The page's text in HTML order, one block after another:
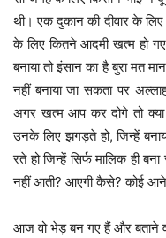
थी। एक दुकान की दीवार के
के लिए कितने आदमी खत्म हो
बनाया तो इंसान का है बुरा मत
नहीं बनाया जा सकता पर
अगर खत्म आप कर दोगे तो क्या
उनके लिए झगड़ते हो, जिन्हें
रते हो जिन्हें सिर्फ मालिक ही
नहीं आती? आएगी कैसे? कोई आने
आज वो भेड़ बन गए हैं और बताने